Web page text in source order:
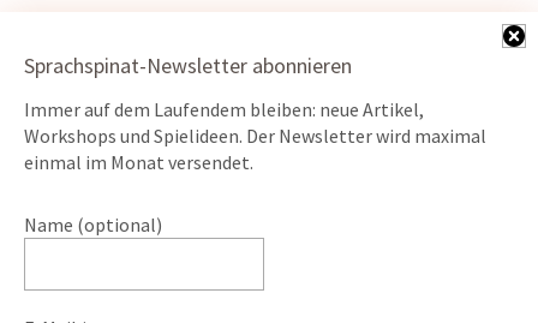
Kontakt
Datenschutz
Sprachspinat-Newsletter abonnieren
Immer auf dem Laufendem bleiben: neue Artikel,
Workshops und Spielideen. Der Newsletter wird maximal
einmal im Monat versendet.
Name (optional)